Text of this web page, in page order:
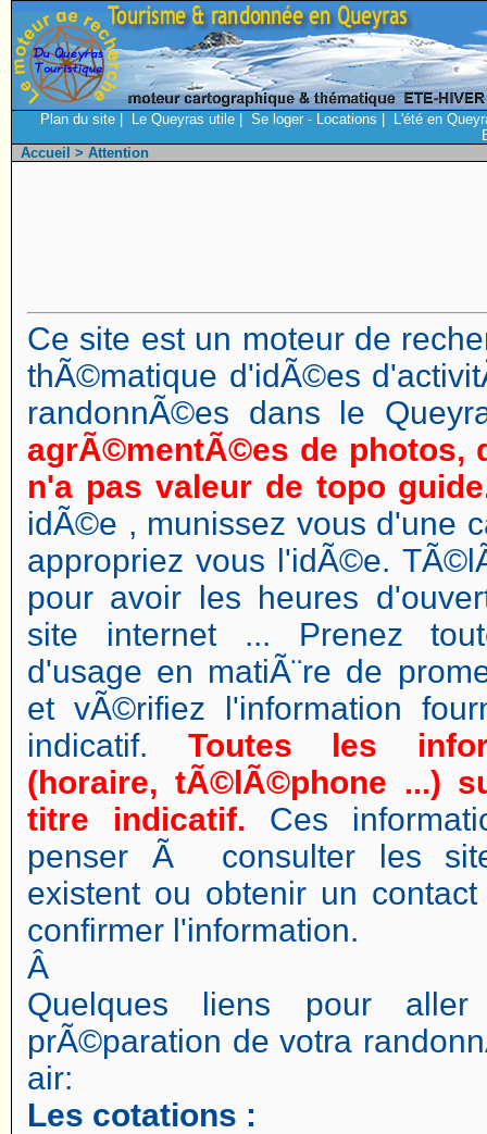
Plan du site Le Queyras utile Se loger - Locations
L'été en
Accueil > Attention
Ce site est un moteur de
thÃ©matique d'idÃ©es
randonnÃ©es dans le
agrÃ©mentÃ©es de photos,
n'a pas valeur de topo
idÃ©e , munissez vous d'une
appropriez vous l'idÃ©e.
pour avoir les heures
site internet ... Prenez
d'usage en matiÃ¨re de
et vÃ©rifiez l'information
indicatif. Toutes les
(horaire, tÃ©lÃ©phone ...)
titre indicatif. Ces
penser Ã consulter les
existent ou obtenir un
confirmer l'information.
Â
Quelques liens pour
prÃ©paration de votra
air:
Les cotations :